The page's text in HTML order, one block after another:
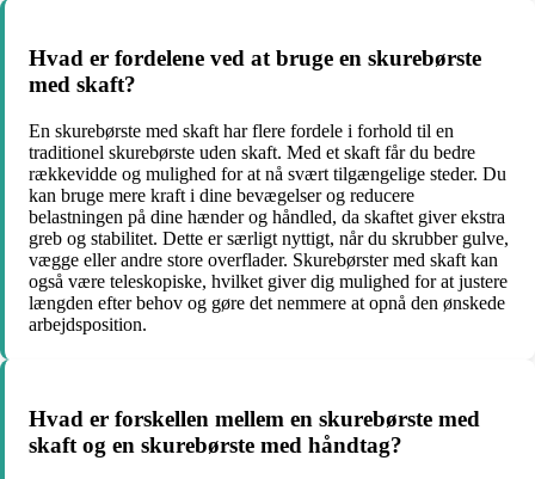
Hvad er fordelene ved at bruge en skurebørste
med skaft?
En skurebørste med skaft har flere fordele i forhold til en
traditionel skurebørste uden skaft. Med et skaft får du bedre
rækkevidde og mulighed for at nå svært tilgængelige steder. Du
kan bruge mere kraft i dine bevægelser og reducere
belastningen på dine hænder og håndled, da skaftet giver ekstra
greb og stabilitet. Dette er særligt nyttigt, når du skrubber gulve,
vægge eller andre store overflader. Skurebørster med skaft kan
også være teleskopiske, hvilket giver dig mulighed for at justere
længden efter behov og gøre det nemmere at opnå den ønskede
arbejdsposition.
Hvad er forskellen mellem en skurebørste med
skaft og en skurebørste med håndtag?